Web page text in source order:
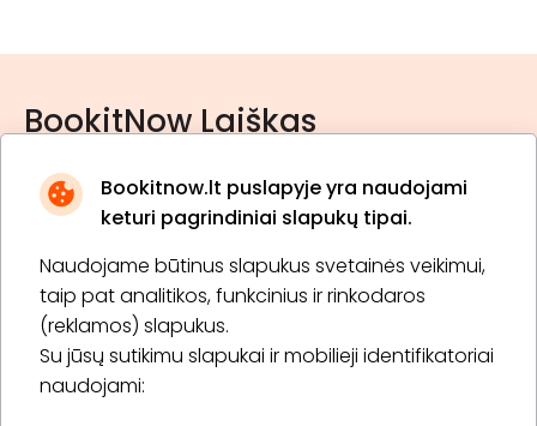
Bookitnow.lt puslapyje yra naudojami
keturi pagrindiniai slapukų tipai.
Naudojame būtinus slapukus svetainės veikimui,
taip pat analitikos, funkcinius ir rinkodaros
(reklamos) slapukus.
Su jūsų sutikimu slapukai ir mobilieji identifikatoriai
naudojami:
BookitNow Laiškas
* Susipažinau su privatumo politika
Prenumeruoti